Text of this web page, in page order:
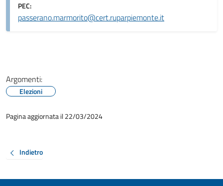
PEC:
passerano.marmorito@cert.ruparpiemonte.it
Argomenti:
Elezioni
Pagina aggiornata il 22/03/2024
Indietro